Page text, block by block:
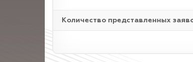
Количество представленных